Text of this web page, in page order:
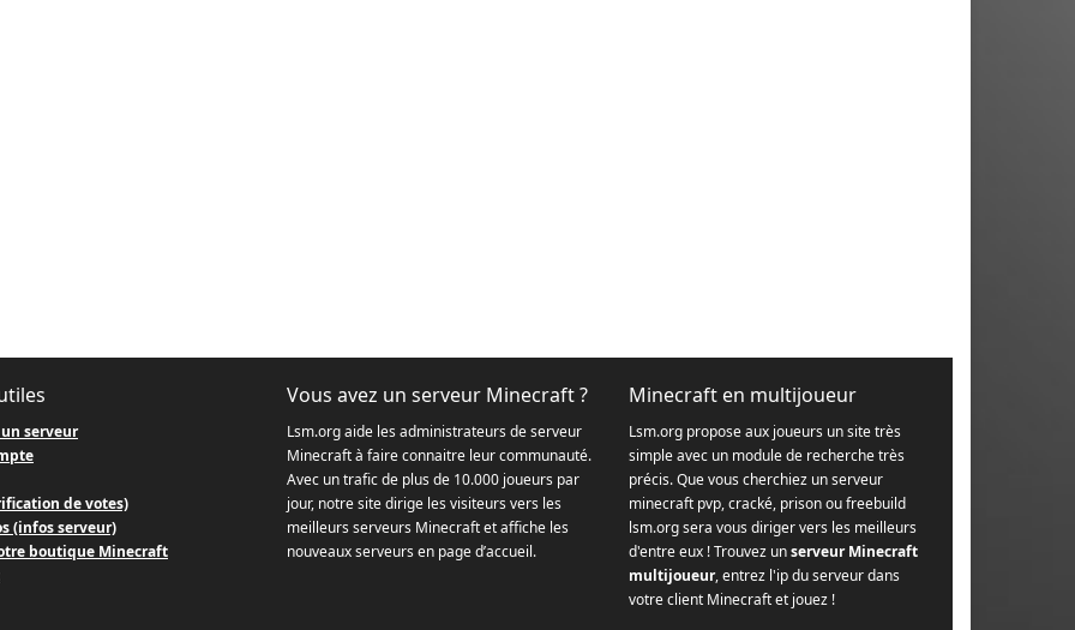
serveur
de votes)
(infos serveur)
boutique Minecraft
Vous avez un serveur Minecraft ?
Lsm.org aide les administrateurs de serveur
Minecraft à faire connaitre leur communauté.
Avec un trafic de plus de 10.000 joueurs par
jour, notre site dirige les visiteurs vers les
meilleurs serveurs Minecraft et affiche les
nouveaux serveurs en page d’accueil.
Minecraft en multijoueur
Lsm.org propose aux joueurs un site très
simple avec un module de recherche très
précis. Que vous cherchiez un serveur
minecraft pvp, cracké, prison ou freebuild
lsm.org sera vous diriger vers les meilleurs
d'entre eux ! Trouvez unserveur Minecraft
multijoueur, entrez l'ip du serveur dans
votre client Minecraft et jouez !